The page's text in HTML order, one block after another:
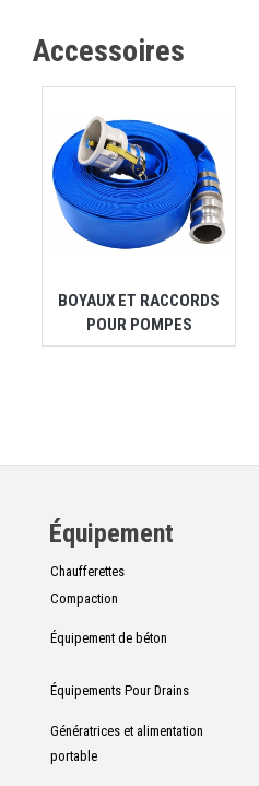
Accessoires
BOYAUX ET RACCORDS
POUR POMPES
Équipement
Chaufferettes
Compaction
Équipement de béton
Équipements Pour Drains
Génératrices et alimentation
portable